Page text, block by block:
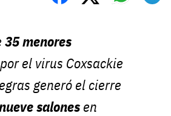
35 menores
por el virus Coxsackie
generó el cierre
salones en